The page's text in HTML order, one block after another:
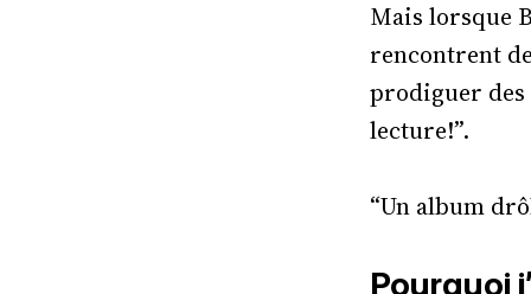
Mais lorsque
rencontrent
prodiguer
lecture!”.
“Un album
Pourquoi